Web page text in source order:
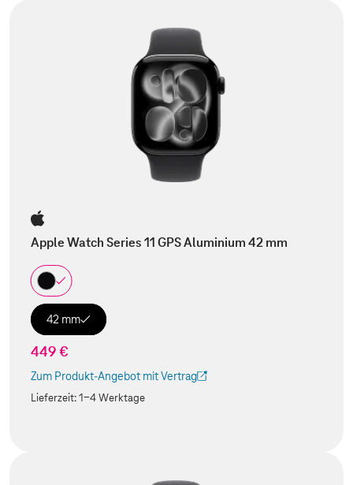
Apple Watch Series 11 GPS Aluminium 42 mm
42 mm
449 €
Zum Produkt-Angebot mit Vertrag
(Der Link wird in einem neuen Tab geöffnet)
Lieferzeit:1-4 Werktage